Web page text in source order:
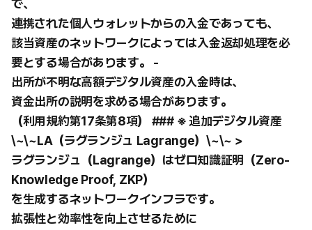
で、
連携された個人ウォレットからの入金であっても、
該当資産のネットワークによっては入金返却処理を必
要とする場合があります。 -
出所が不明な高額デジタル資産の入金時は、
資金出所の説明を求める場合があります。
（利用規約第17条第8項） ### ※ 追加デジタル資産
\~\~LA（ラグランジュ Lagrange）\~\~ >
ラグランジュ（Lagrange）はゼロ知識証明（Zero-
Knowledge Proof, ZKP）
を生成するネットワークインフラです。
拡張性と効率性を向上させるために